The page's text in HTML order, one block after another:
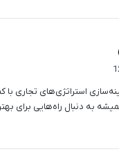
ف
:
استراتژی‌های تجاری با
به دنبال راه‌هایی برای